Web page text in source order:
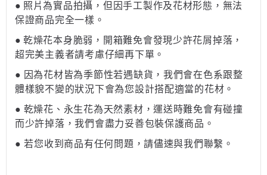
● 照片為實品拍攝，但因手工製作及花材形態，無法
保證商品完全一樣。
● 乾燥花本身脆弱，開箱難免會發現少許花屑掉落，
超完美主義者請考慮仔細再下單。
● 因為花材皆為季節性若遇缺貨，我們會在色系跟整
體樣貌不變的狀況下會為您設計搭配適當的花材。
● 乾燥花、永生花為天然素材，運送時難免會有碰撞
而少許掉落，我們會盡力妥善包裝保護商品。
●若您收到商品有任何問題，請儘速與我們聯繫。